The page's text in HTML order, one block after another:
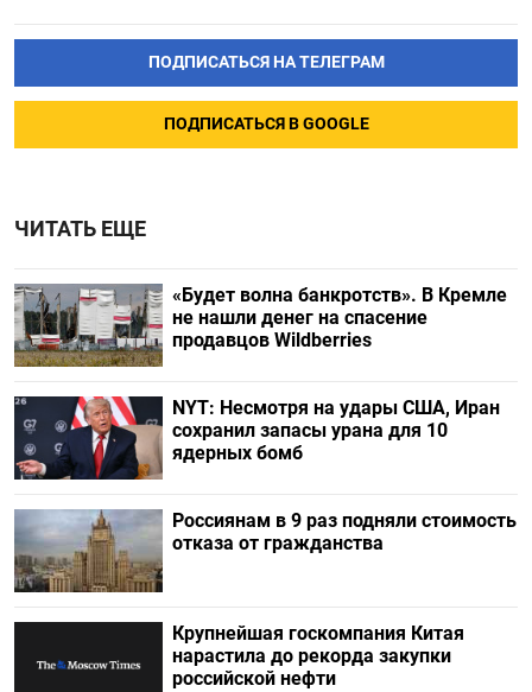
ПОДПИСАТЬСЯ НА ТЕЛЕГРАМ
ПОДПИСАТЬСЯ В GOOGLE
ЧИТАТЬ ЕЩЕ
«Будет волна банкротств». В Кремле
не нашли денег на спасение
продавцов Wildberries
NYT: Несмотря на удары США, Иран
сохранил запасы урана для 10
ядерных бомб
Россиянам в 9 раз подняли стоимость
отказа от гражданства
Крупнейшая госкомпания Китая
нарастила до рекорда закупки
российской нефти